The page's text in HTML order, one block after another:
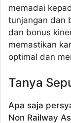
memadai
tunjangan dan
dan bonus
memastikan
optimal dan
Tanya
Apa saja
Non Railway